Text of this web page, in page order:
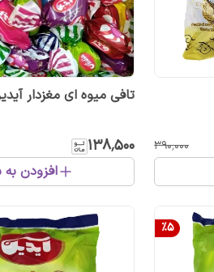
۳۹۰٬۰۰۰
تافی میوه ای مغزدار
۱۳۸٬۵۰۰
افزودن
%5